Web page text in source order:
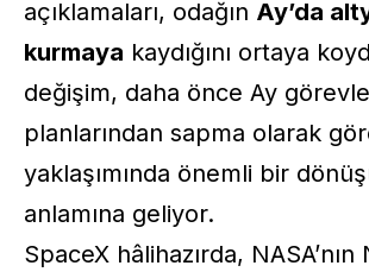
açıklamaları, odağın Ay’da
kurmaya kaydığını ortaya
değişim, daha önce Ay
planlarından sapma olarak
yaklaşımında önemli bir
anlamına geliyor.
SpaceX hâlihazırda, NASA’nın